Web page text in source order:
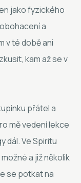
jako fyzického
a
v té době ani
kam až se v
přátel a
mě vedení lekce
dál. Ve Spiritu
a již několik
se potkat na